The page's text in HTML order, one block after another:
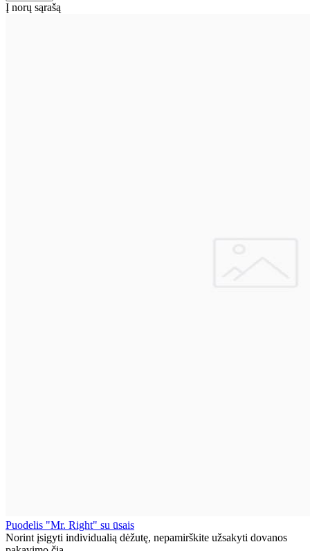
Į norų sąrašą
Puodelis "Mr. Right" su ūsais
Norint įsigyti individualią dėžutę, nepamirškite užsakyti dovanos